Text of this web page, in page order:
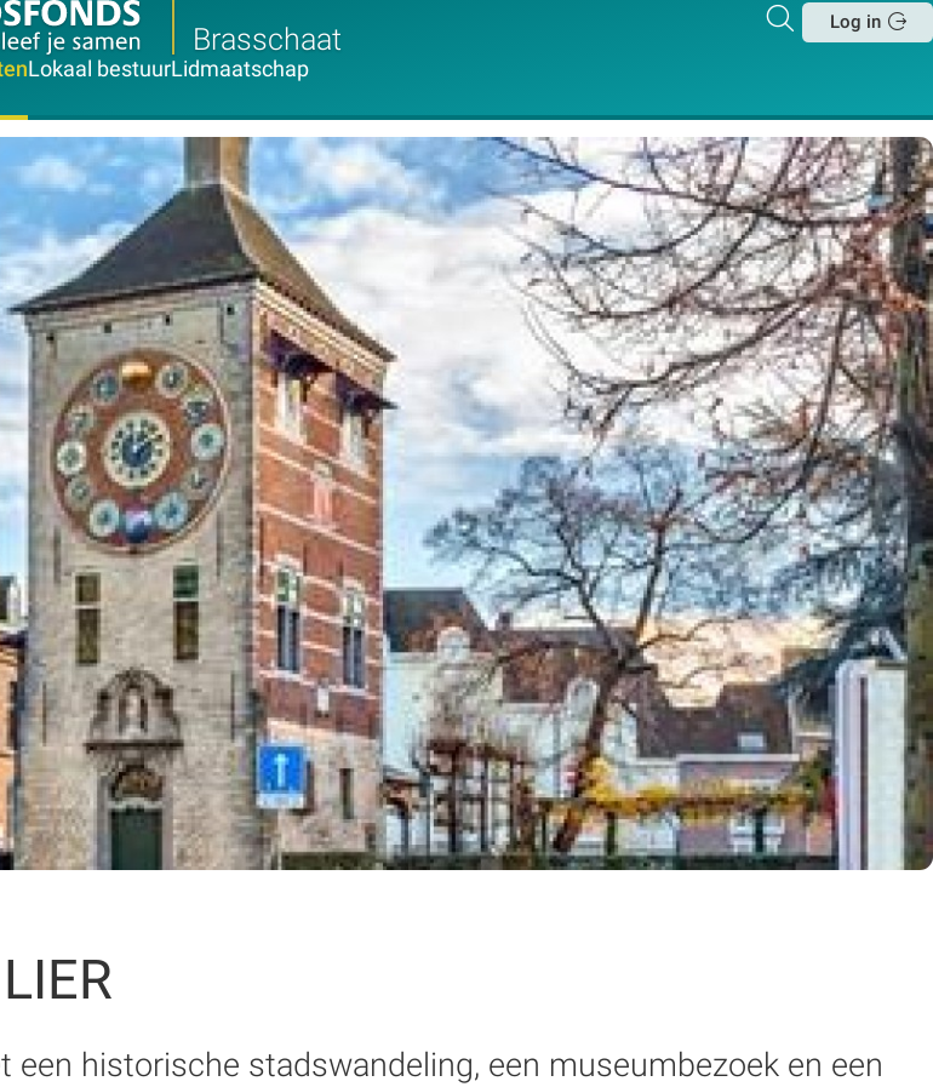
Brasschaat
Zoeken
Log in
Lokaal bestuurLidmaatschap
historische stadswandeling, een museumbezoek en een